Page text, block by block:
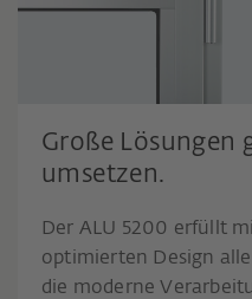
Große Lösungen
umsetzen.
Der ALU 5200 erfüllt
optimierten Design
die moderne